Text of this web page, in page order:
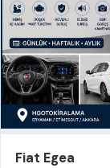
Fiat Egea